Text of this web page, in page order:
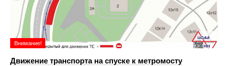
Внимание!
Движение транспорта на спуске к метромосту